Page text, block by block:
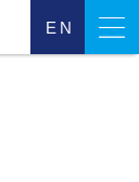
EN